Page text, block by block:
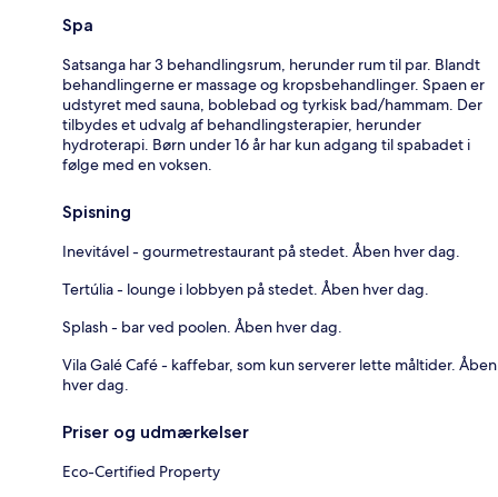
Spa
Satsanga har 3 behandlingsrum, herunder rum til par. Blandt
behandlingerne er massage og kropsbehandlinger. Spaen er
udstyret med sauna, boblebad og tyrkisk bad/hammam. Der
tilbydes et udvalg af behandlingsterapier, herunder
hydroterapi. Børn under 16 år har kun adgang til spabadet i
følge med en voksen.
Spisning
Inevitável - gourmetrestaurant på stedet. Åben hver dag.
Tertúlia - lounge i lobbyen på stedet. Åben hver dag.
Splash - bar ved poolen. Åben hver dag.
Vila Galé Café - kaffebar, som kun serverer lette måltider. Åben
hver dag.
Priser og udmærkelser
Eco-Certified Property